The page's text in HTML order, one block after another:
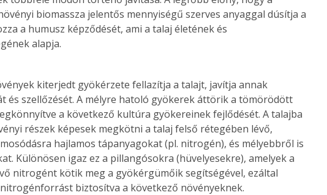
biomassza jelentős mennyiségű szerves anyaggal dúsítja a
a humusz képződését, ami a talaj életének és
alapja.
kiterjedt gyökérzete fellazítja a talajt, javítja annak
és szellőzését. A mélyre hatoló gyökerek áttörik a tömörödött
a következő kultúra gyökereinek fejlődését. A talajba
részek képesek megkötni a talaj felső rétegében lévő,
hajlamos tápanyagokat (pl. nitrogén), és mélyebbről is
Különösen igaz ez a pillangósokra (hüvelyesekre), amelyek a
nitrogént kötik meg a gyökérgümőik segítségével, ezáltal
biztosítva a következő növényeknek.